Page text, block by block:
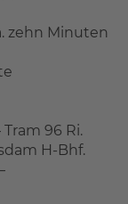
zehn Minuten
96 Ri.
H-Bhf.